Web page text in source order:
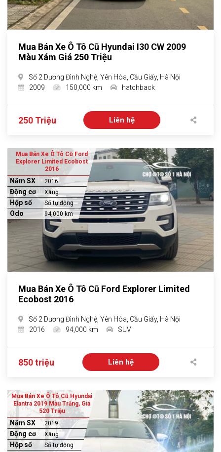
Mua Bán Xe Ô Tô Cũ Hyundai I30 CW 2009
Màu Xám Giá 250 Triệu
Số 2 Dương Đình Nghệ, Yên Hòa, Cầu Giấy, Hà Nội
2009
150,000 km hatchback
250 Triệu Liên hệ
Mua Bán Xe Ô Tô Cũ Ford
Explorer Limited Ecobost
2016
Năm SX 2016
Động cơ Xăng
Hộp số Số tự động
Odo 94,000 km
Mua Bán Xe Ô Tô Cũ Ford Explorer Limited
Ecobost 2016
Số 2 Dương Đình Nghệ, Yên Hòa, Cầu Giấy, Hà Nội
2016
94,000 km SUV
850 triệu Liên hệ
Mua Bán Xe Ô Tô Cũ Hyundai
Elantra 2019 Màu Trắng, Giá
520 Triệu
Năm SX 2019
Động cơ Xăng
Hộp số Số tự động